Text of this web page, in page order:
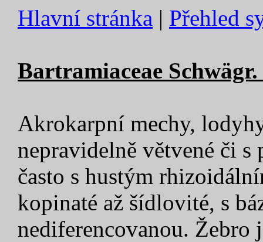
Hlavní stránka | Přehled
Bartramiaceae
Akrokarpní mechy,
nepravidelně větvené či
často s hustým
kopinaté až šídlovité, s
nediferencovanou.